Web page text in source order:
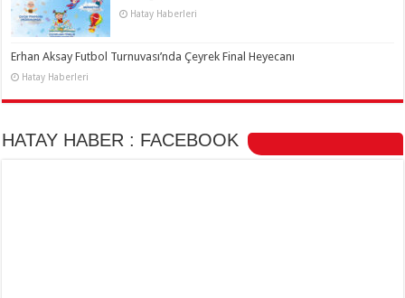
Hatay Haberleri
Erhan Aksay Futbol Turnuvası’nda Çeyrek Final Heyecanı
Hatay Haberleri
HATAY HABER : FACEBOOK